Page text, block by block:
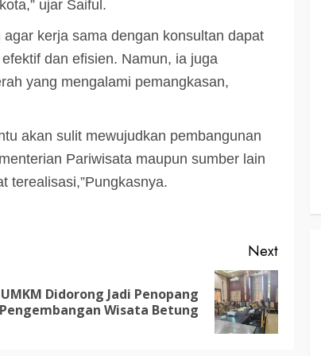
ujar Saiful.
kerja sama dengan konsultan dapat
dan efisien. Namun, ia juga
yang mengalami pemangkasan,
akan sulit mewujudkan pembangunan
Pariwisata maupun sumber lain
terealisasi,”Pungkasnya.
Next
UMKM Didorong Jadi Penopang
Pengembangan Wisata Betung
KATINGAN
Sebangau Perkuat Sinergi Jaga
Kawasan Konservasi dan Gambut
TRIOKTA 12 MEI 2026
3 min read
DPRD KATINGAN
HEADLINE